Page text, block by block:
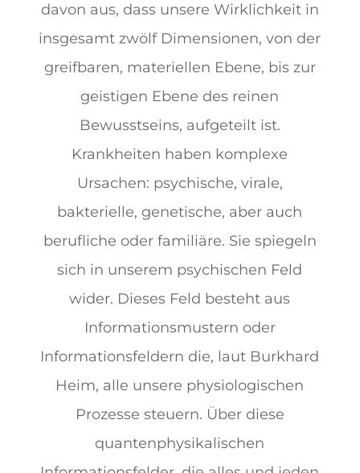
davon aus, dass unsere Wirklichkeit in
insgesamt zwölf Dimensionen, von der
greifbaren, materiellen Ebene, bis zur
geistigen Ebene des reinen
Bewusstseins, aufgeteilt ist.
Krankheiten haben komplexe
Ursachen: psychische, virale,
bakterielle, genetische, aber auch
berufliche oder familiäre. Sie spiegeln
sich in unserem psychischen Feld
wider. Dieses Feld besteht aus
Informationsmustern oder
Informationsfeldern die, laut Burkhard
Heim, alle unsere physiologischen
Prozesse steuern. Über diese
quantenphysikalischen